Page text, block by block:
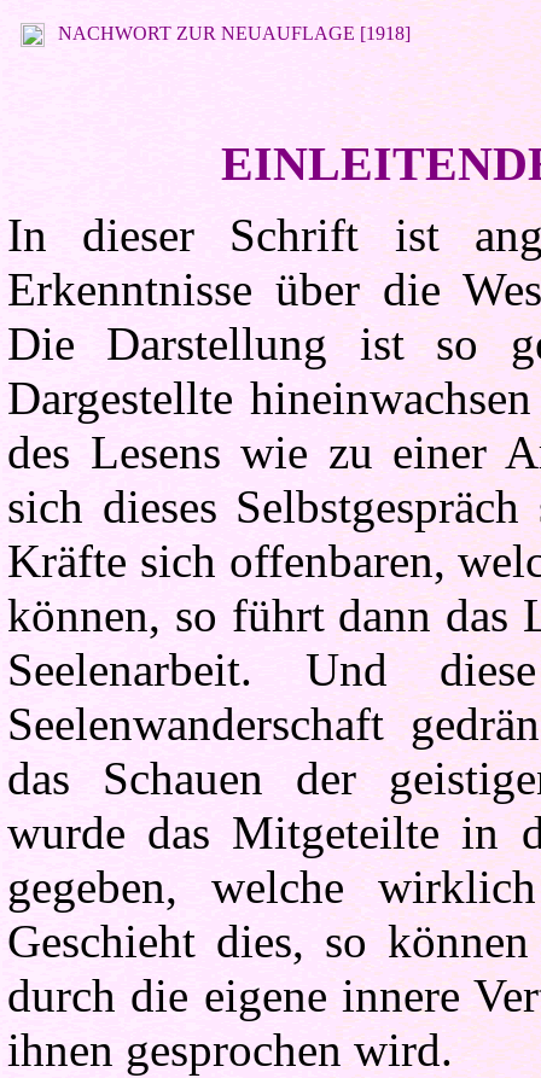
NACHWORT ZUR NEUAUFLAGE [1918]
In dieser Schrift ist
Erkenntnisse über die
Die Darstellung ist so
Dargestellte
des Lesens wie zu einer
sich dieses
Kräfte sich offenbaren,
können, so führt dann das
Seelenarbeit. Und
Seelenwanderschaft
das Schauen der
wurde das Mitgeteilte in
gegeben, welche
Geschieht dies, so
durch die eigene innere
ihnen gesprochen wird.